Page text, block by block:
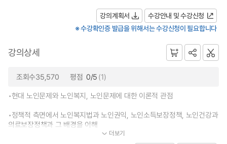
강의계획서
수강안내 및 수강신청
※ 수강확인증 발급을 위해서는 수강신청이 필요합니다
강의상세
조회수35,570 평점 0/5 (1)
◦현대 노인문제와 노인복지, 노인문제에 대한 이론적 관점
◦정책적 측면에서 노인복지법과 노인권익, 노인소득보장정책, 노인건강과
의료보장정책과 그 배경을 이해
더보기